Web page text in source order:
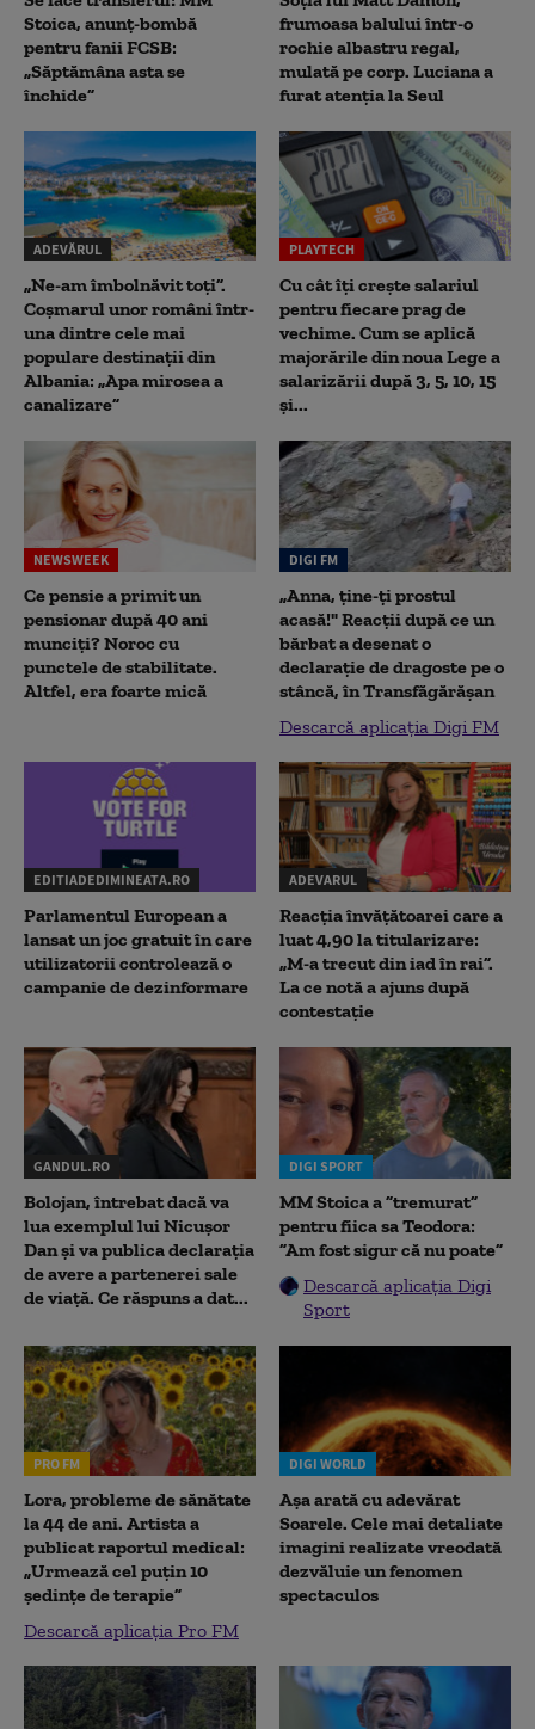
Stoica, anunț-bombă
pentru fanii FCSB:
„Săptămâna asta se
închide”
frumoasa balului într-o
rochie albastru regal,
mulată pe corp. Luciana a
furat atenția la Seul
ADEVĂRUL
„Ne-am îmbolnăvit toți”.
Coșmarul unor români într-
una dintre cele mai
populare destinații din
Albania: „Apa mirosea a
canalizare”
PLAYTECH
Cu cât îți crește salariul
pentru fiecare prag de
vechime. Cum se aplică
majorările din noua Lege a
salarizării după 3, 5, 10, 15
și...
NEWSWEEK
Ce pensie a primit un
pensionar după 40 ani
munciți? Noroc cu
punctele de stabilitate.
Altfel, era foarte mică
DIGI FM
„Anna, ţine-ţi prostul
acasă!" Reacţii după ce un
bărbat a desenat o
declaraţie de dragoste pe o
stâncă, în Transfăgărăşan
Descarcă aplicația Digi FM
EDITIADEDIMINEATA.RO
Parlamentul European a
lansat un joc gratuit în care
utilizatorii controlează o
campanie de dezinformare
ADEVARUL
Reacția învățătoarei care a
luat 4,90 la titularizare:
„M-a trecut din iad în rai”.
La ce notă a ajuns după
contestație
GANDUL.RO
Bolojan, întrebat dacă va
lua exemplul lui Nicușor
Dan și va publica declarația
de avere a partenerei sale
de viață. Ce răspuns a dat...
DIGI SPORT
MM Stoica a ”tremurat”
pentru fiica sa Teodora:
”Am fost sigur că nu poate”
Descarcă aplicația Digi
Sport
PRO FM
Lora, probleme de sănătate
la 44 de ani. Artista a
publicat raportul medical:
„Urmează cel puțin 10
ședințe de terapie”
Descarcă aplicația Pro FM
DIGI WORLD
Așa arată cu adevărat
Soarele. Cele mai detaliate
imagini realizate vreodată
dezvăluie un fenomen
spectaculos